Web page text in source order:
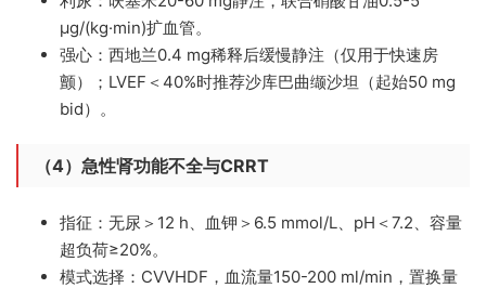
μg/(kg·min)扩血管。
强心： 西地兰0.4 mg稀释后缓慢静注（仅用于快速房
颤）；LVEF＜40%时推荐沙库巴曲缬沙坦（起始50 mg
bid）。
（4）急性肾功能不全与CRRT
指征： 无尿＞12 h、血钾＞6.5 mmol/L、pH＜7.2、容量
超负荷≥20%。
模式选择： CVVHDF，血流量150-200 ml/min，置换量